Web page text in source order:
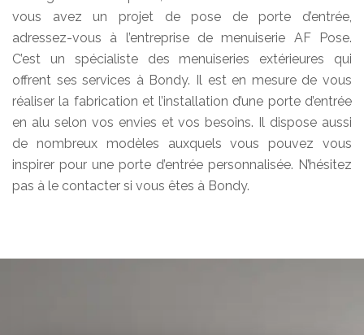
vous avez un projet de pose de porte d’entrée,
adressez-vous à l’entreprise de menuiserie AF Pose.
C’est un spécialiste des menuiseries extérieures qui
offrent ses services à Bondy. Il est en mesure de vous
réaliser la fabrication et l’installation d’une porte d’entrée
en alu selon vos envies et vos besoins. Il dispose aussi
de nombreux modèles auxquels vous pouvez vous
inspirer pour une porte d’entrée personnalisée. N’hésitez
pas à le contacter si vous êtes à Bondy.